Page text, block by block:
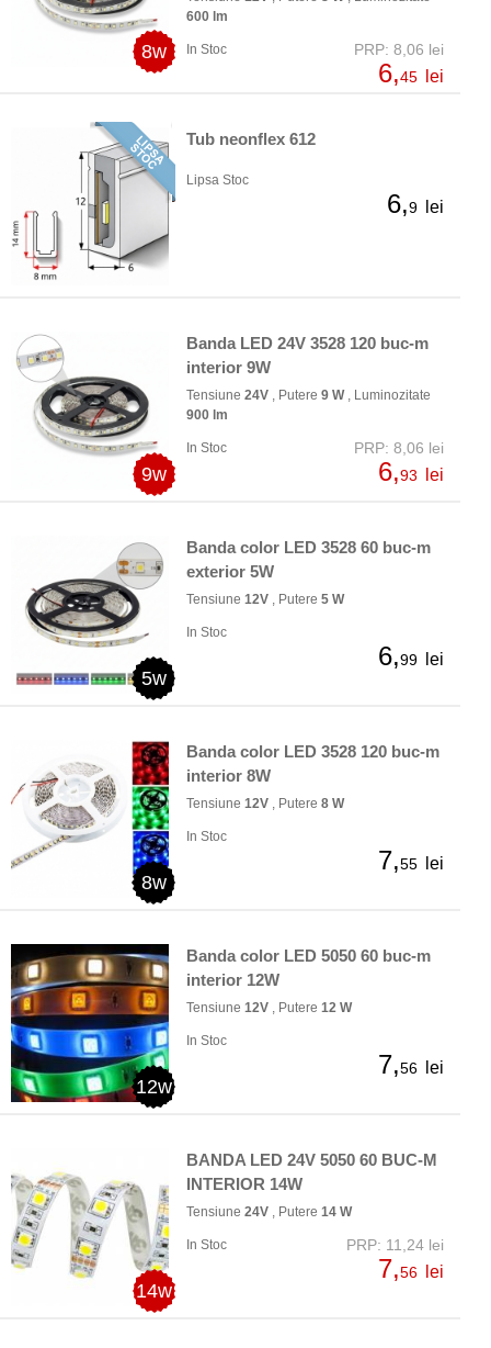
8w
600 lm
In Stoc PRP: 8,06 lei
6,45 lei
Tub neonflex 612
Lipsa Stoc
6,9 lei
9w
Banda LED 24V 3528 120 buc-m
interior 9W
Tensiune 24V , Putere 9 W, Luminozitate
900 lm
In Stoc PRP: 8,06 lei
6,93 lei
5w
Banda color LED 3528 60 buc-m
exterior 5W
Tensiune 12V , Putere 5 W
In Stoc
6,99 lei
8w
Banda color LED 3528 120 buc-m
interior 8W
Tensiune 12V , Putere 8 W
In Stoc
7,55 lei
12w
Banda color LED 5050 60 buc-m
interior 12W
Tensiune 12V , Putere 12 W
In Stoc
7,56 lei
14w
BANDA LED 24V 5050 60 BUC-M
INTERIOR 14W
Tensiune 24V , Putere 14 W
In Stoc PRP: 11,24 lei
7,56 lei